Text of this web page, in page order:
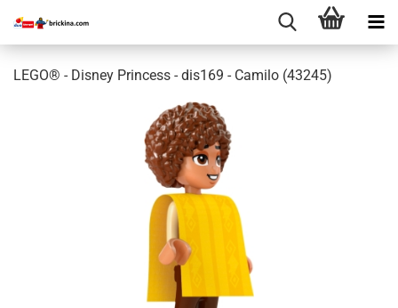
LEGO® - Disney Princess - dis169 - Camilo (43245)